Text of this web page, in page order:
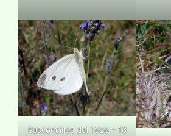
Basconcillos del Tozo – 16